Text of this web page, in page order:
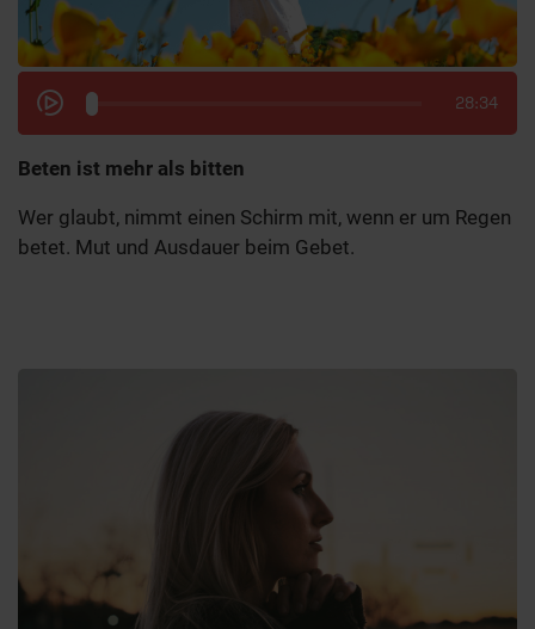
28:34
Beten ist mehr als bitten
Wer glaubt, nimmt einen Schirm mit, wenn er um Regen
betet. Mut und Ausdauer beim Gebet.